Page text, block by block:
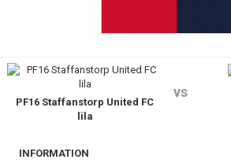
DOKUMENT
PF16 Staffanstorp United FC
lila
vs
INFORMATION